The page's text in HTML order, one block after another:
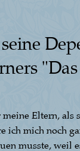
Eltern, als
ich mich noch
musste, weil